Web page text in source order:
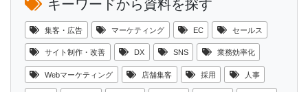
キーワードから資料を探す
集客・広告 マーケティング EC セールス
サイト制作・改善 DX SNS 業務効率化
Webマーケティング 店舗集客 採用 人事